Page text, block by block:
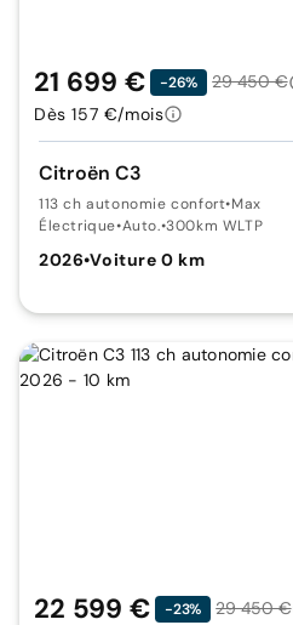
Citroën C3
113 ch autonomie confort•Max
Électrique•Auto.•300km WLTP
2026•Voiture 0 km
21 699 € -26%
29 450 €
Dès 157 €/mois
22 599 € -23%
29 450 €